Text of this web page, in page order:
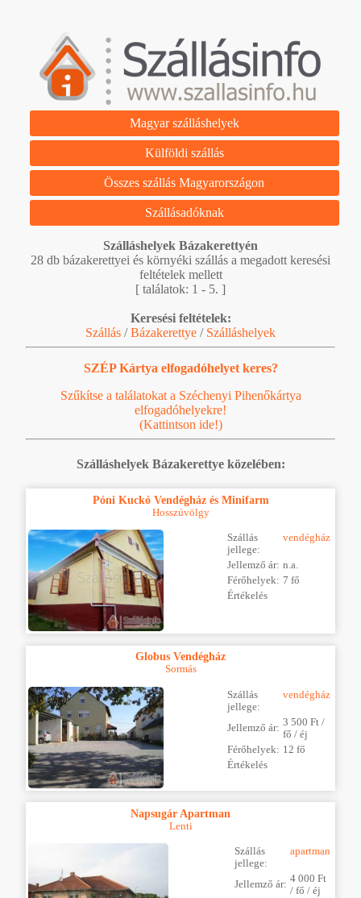
Magyar szálláshelyek
Külföldi szállás
Összes szállás Magyarországon
Szállásadóknak
Szálláshelyek Bázakerettyén
28 db bázakerettyei és környéki szállás a megadott keresési
feltételek mellett
[ találatok: 1 - 5. ]
Keresési feltételek:
Szállás /Bázakerettye / Szálláshelyek
SZÉP Kártya elfogadóhelyet keres?
Szűkítse a találatokat a Széchenyi Pihenőkártya
elfogadóhelyekre!
(Kattintson ide!)
Szálláshelyek Bázakerettye közelében:
Póni Kuckó Vendégház és Minifarm
Hosszúvölgy
Szállás
jellege:
vendégház
Jellemző ár: n.a.
Férőhelyek: 7 fő
Értékelés
Globus Vendégház
Sormás
Szállás
jellege:
vendégház
Jellemző ár: 3 500 Ft /
fő / éj
Férőhelyek: 12 fő
Értékelés
Napsugár Apartman
Lenti
Szállás
jellege:
apartman
Jellemző ár: 4 000 Ft
/ fő / éj